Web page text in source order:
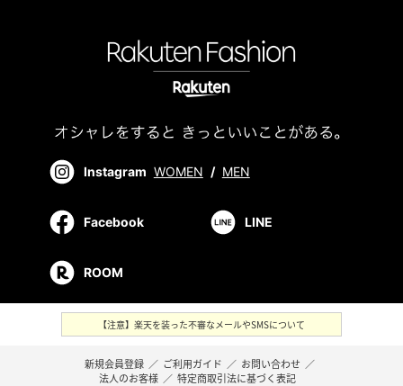
Instagram WOMEN / MEN
Facebook LINE
ROOM
【注意】楽天を装った不審なメールやSMSについて
新規会員登録 ／ ご利用ガイド ／ お問い合わせ ／
法人のお客様 ／ 特定商取引法に基づく表記